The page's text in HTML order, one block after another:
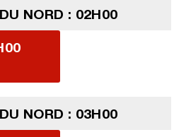
NORD : 02H00
NORD : 03H00